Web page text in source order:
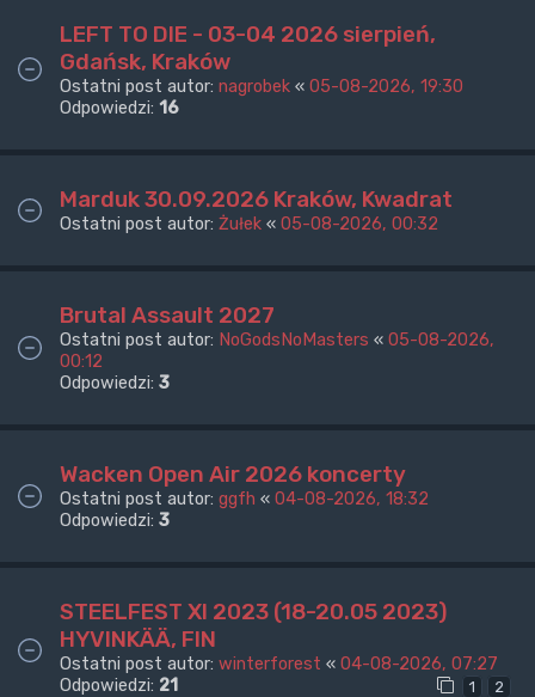
LEFT TO DIE - 03-04 2026 sierpień,
Gdańsk, Kraków
Ostatni post autor: nagrobek « 05-08-2026, 19:30
Odpowiedzi: 16
Marduk 30.09.2026 Kraków, Kwadrat
Ostatni post autor: Żułek « 05-08-2026, 00:32
Brutal Assault 2027
Ostatni post autor: NoGodsNoMasters « 05-08-2026,
00:12
Odpowiedzi: 3
Wacken Open Air 2026 koncerty
Ostatni post autor: ggfh « 04-08-2026, 18:32
Odpowiedzi: 3
STEELFEST XI 2023 (18-20.05 2023)
HYVINKÄÄ, FIN
Ostatni post autor: winterforest « 04-08-2026, 07:27
Odpowiedzi: 21 1 2